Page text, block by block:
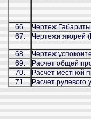
66.
Чертеж
67.
Чертежи якорей
68.
Чертеж
69.
Расчет общей
70.
Расчет местной
71.
Расчет рулевого